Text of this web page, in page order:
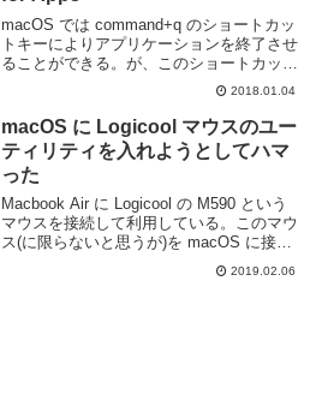
macOS では command+q のショートカッ
トキーによりアプリケーションを終了させ
ることができる。が、このショートカット
キーは command+a や command+w のよ
うな利用頻度の高いキーの隣にあり間違え
て押してしまう事も...
2018.01.04
macOS に Logicool マウスのユー
ティリティを入れようとしてハマ
った
Macbook Air に Logicool の M590 という
マウスを接続して利用している。このマウ
ス(に限らないと思うが)を macOS に接続
した場合サイドボタンの戻る進むボタンが
認識しないため、利用の際には Logicool
2019.02.06